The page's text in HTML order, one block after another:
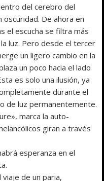
del cerebro del
oscuridad. De ahora en
el escucha se filtra más
luz. Pero desde el tercer
un ligero cambio en la
un poco hacia el lado
es solo una ilusión, ya
durante el
de luz permanentemente.
marca la auto-
giran a través
esperanza en el
de un paria,